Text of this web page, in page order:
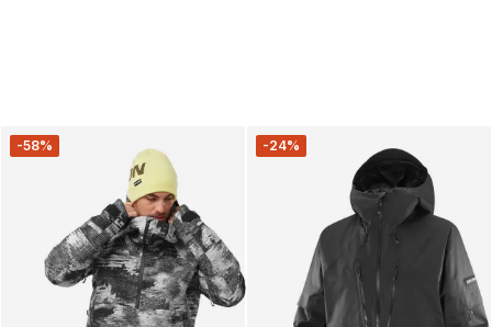
-58% -24%